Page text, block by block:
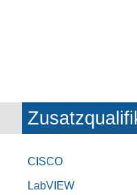
CISCO
LabVIEW